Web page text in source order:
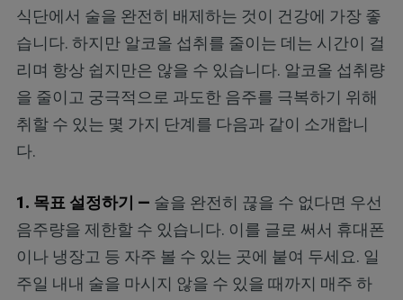
식단에서 술을 완전히 배제하는 것이 건강에 가장 좋
습니다. 하지만 알코올 섭취를 줄이는 데는 시간이 걸
리며 항상 쉽지만은 않을 수 있습니다. 알코올 섭취량
을 줄이고 궁극적으로 과도한 음주를 극복하기 위해
취할 수 있는 몇 가지 단계를 다음과 같이 소개합니
다.
1. 목표 설정하기 — 술을 완전히 끊을 수 없다면 우선
음주량을 제한할 수 있습니다. 이를 글로 써서 휴대폰
이나 냉장고 등 자주 볼 수 있는 곳에 붙여 두세요. 일
주일 내내 술을 마시지 않을 수 있을 때까지 매주 하